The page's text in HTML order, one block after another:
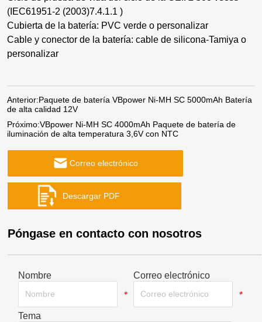
(IEC61951-2 (2003)7.4.1.1 )
Cubierta de la batería: PVC verde o personalizar
Cable y conector de la batería: cable de silicona-Tamiya o
personalizar
Anterior:Paquete de batería VBpower Ni-MH SC 5000mAh Batería
de alta calidad 12V
Próximo:VBpower Ni-MH SC 4000mAh Paquete de batería de
iluminación de alta temperatura 3,6V con NTC
Correo electrónico
Póngase en contacto con nosotros
Nombre
*
Correo electrónico
*
Tema